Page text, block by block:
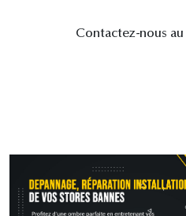
Contactez-nous au